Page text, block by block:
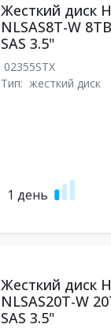
Жесткий диск
NLSAS8T-W
SAS 3.5"
02355STX
Тип: жесткий диск
1 день
Жесткий диск
NLSAS20T-W
SAS 3.5"